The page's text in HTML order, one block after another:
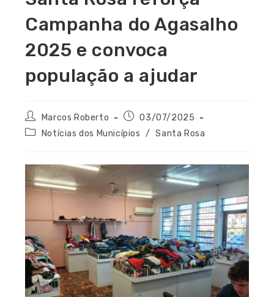
Campanha do Agasalho
2025 e convoca
população a ajudar
Marcos Roberto
03/07/2025
Notícias dos Municípios
/ Santa Rosa